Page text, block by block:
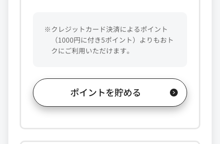
※クレジットカード決済によるポイント
（1000円に付き5ポイント）よりもおト
クにご利用いただけます。
ポイントを貯める